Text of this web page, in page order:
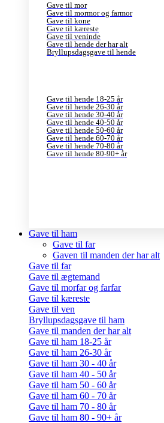
Gave til mor
Gave til mormor og farmor
Gave til kone
Gave til kæreste
Gave til veninde
Gave til hende der har alt
Bryllupsdagsgave til hende
Gave til hende 18-25 år
Gave til hende 26-30 år
Gave til hende 30-40 år
Gave til hende 40-50 år
Gave til hende 50-60 år
Gave til hende 60-70 år
Gave til hende 70-80 år
Gave til hende 80-90+ år
Gave til ham
Gave til far
Gaven til manden der har alt
Gave til far
Gave til ægtemand
Gave til morfar og farfar
Gave til kæreste
Gave til ven
Bryllupsdagsgave til ham
Gave til manden der har alt
Gave til ham 18-25 år
Gave til ham 26-30 år
Gave til ham 30 - 40 år
Gave til ham 40 - 50 år
Gave til ham 50 - 60 år
Gave til ham 60 - 70 år
Gave til ham 70 - 80 år
Gave til ham 80 - 90+ år